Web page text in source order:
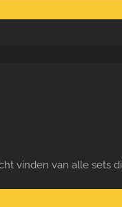
vinden van alle sets